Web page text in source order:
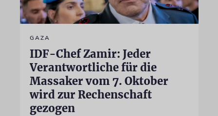
GAZA
IDF-Chef Zamir: Jeder
Verantwortliche für die
Massaker vom 7. Oktober
wird zur Rechenschaft
gezogen